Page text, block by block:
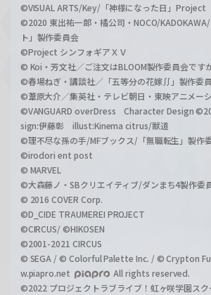
©VISUAL ARTS/Key/「神様になった日」Project
©2020 東出祐一郎・橘公司・NOCO/
ト」製作委員会
©Project シンフォギアＸＶ
© Koi・芳文社／ご注文はBLOOM製作委員会です
©春場ねぎ・講談社／「五等分の花嫁∬」製作委
©葦原大介／集英社・テレビ朝日・東映アニメー
©VANGUARD overDress Character Design
sign:伊藤彰 illust:Kinema citrus/獣道
©理不尽な孫の手/MFブックス/「無職転生」製作
©irodori ent post
© MARVEL
©大森藤ノ・SBクリエイティブ/ダンまち4製作委
© 2016 COVER Corp.
©D_CIDE TRAUMEREI PROJECT
©CIRCUS/ ©HIKOSEN
©2001-2021 CIRCUS
© SEGA / © Colorful Palette Inc. / © Crypton
w.piapro.net
All rights reserved.
©2022 プロジェクトラブライブ！虹ヶ咲学園ス